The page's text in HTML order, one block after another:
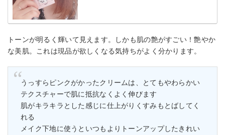
トーンが明るく輝いて見えます。しかも肌の艶がすごい！艶やか
な美肌。これは現品が欲しくなる気持ちがよく分かります。
うっすらピンクがかったクリームは、とてもやわらかい
テクスチャーで肌に抵抗なくよく伸びます
肌がキラキラとした感じに仕上がりくすみもとばしてく
れる
メイク下地に使うといつもよりトーンアップしたきれい